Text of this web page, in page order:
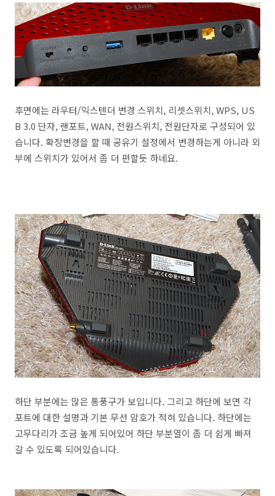
후면에는 라우터/익스텐더 변경 스위치, 리셋스위치, WPS, US
B 3.0 단자, 랜포트, WAN, 전원스위치, 전원단자로 구성되어 있
습니다. 확장변경을 할 때 공유기 설정에서 변경하는게 아니라 외
부에 스위치가 있어서 좀 더 편할듯 하네요.
하단 부분에는 많은 통풍구가 보입니다. 그리고 하단에 보면 각
포트에 대한 설명과 기본 무선 암호가 적혀 있습니다. 하단에는
고무다리가 조금 높게 되어있어 하단 부분열이 좀 더 쉽게 빠져
갈 수 있도록 되어있습니다.